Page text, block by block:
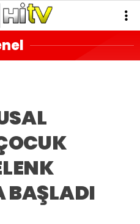
BAŞLADI